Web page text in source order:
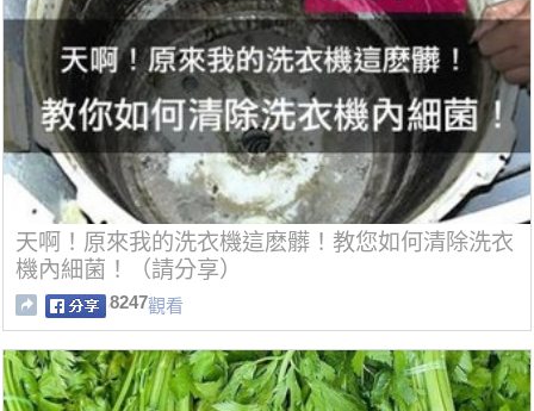
天啊！原來我的洗衣機這麽髒！教您如何清除洗衣
機內細菌！（請分享）
8247觀看